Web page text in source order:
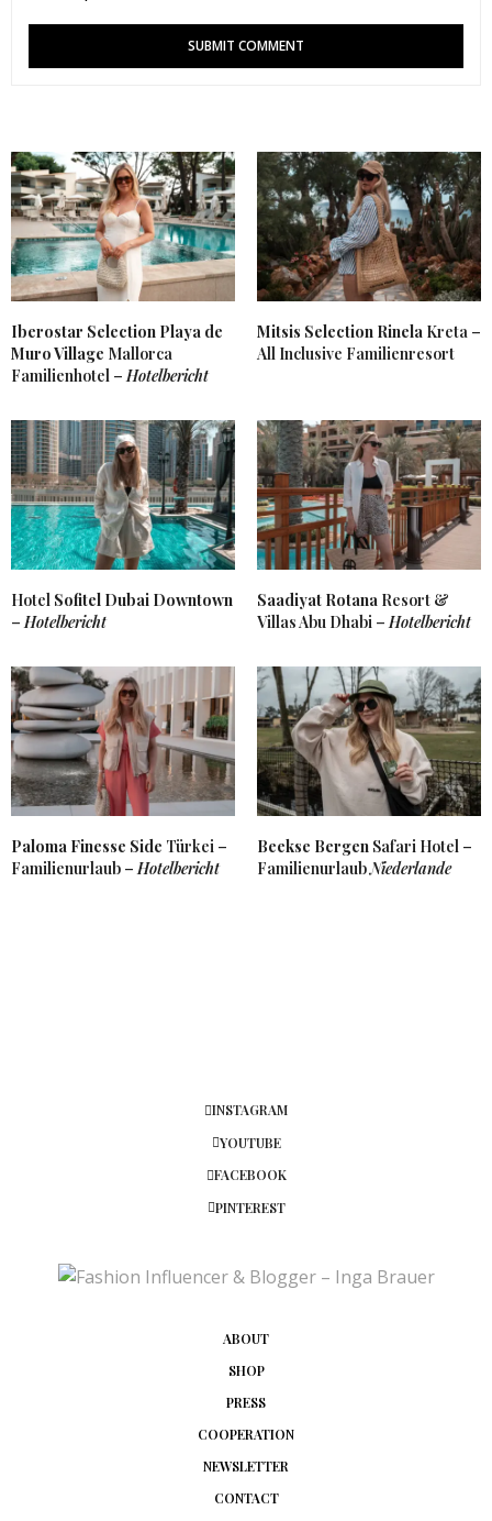
Iberostar Selection Playa de
Muro Village Mallorca
Familienhotel – Hotelbericht
Mitsis Selection Rinela Kreta –
All Inclusive Familienresort
Hotel Sofitel Dubai Downtown
– Hotelbericht
Saadiyat Rotana Resort &
Villas Abu Dhabi – Hotelbericht
Paloma Finesse Side Türkei –
Familienurlaub – Hotelbericht
Beekse Bergen Safari Hotel –
FamilienurlaubNiederlande
INSTAGRAM
YOUTUBE
FACEBOOK
PINTEREST
ABOUT
SHOP
PRESS
COOPERATION
NEWSLETTER
CONTACT